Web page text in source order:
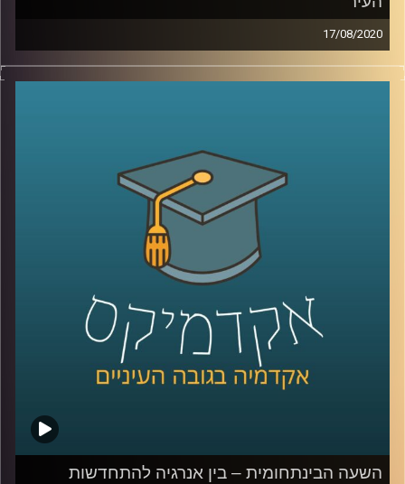
17/08/2020
הקורונה מביאה איתה הרבה מאוד הזדמנויות
ד"ר רונית דבידוביץ – מרטון, בעלת סטודיו
לתכנון עירוני ואדריכלות תסביר לנו בשעה
הקרובה כיצד הקורונה משפיעה על השימושים
שלנו בבתים, ובמרחב הציבורי מחוצה להם, על
ההתנהלות החדשה של עולם העבודה, הסרת
הגדרות ושיתוף הציבור
קרדיט תמונות:AudioVersity
השעה הבינתחומית – בין אנרגיה להתחדשות